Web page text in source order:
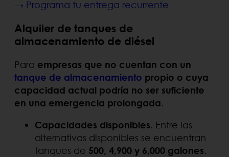
→ Programa tu entrega recurrente
Alquiler de tanques de
almacenamiento de diésel
Para empresas que no cuentan con un
tanque de almacenamiento propio o cuya
capacidad actual podría no ser suficiente
en una emergencia prolongada.
Capacidades disponibles. Entre las
alternativas disponibles se encuentran
tanques de 500, 4,900 y 6,000 galones.